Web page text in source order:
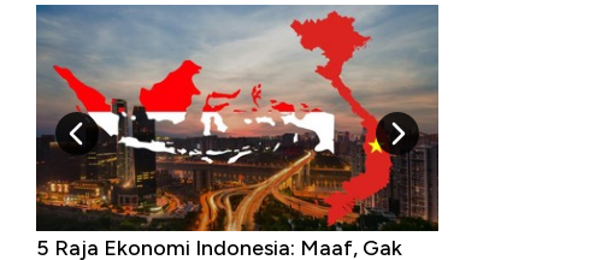
5 Raja Ekonomi Indonesia: Maaf, Gak